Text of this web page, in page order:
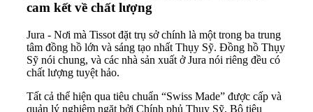
cam kết về chất lượng
Jura - Nơi mà Tissot đặt trụ sở chính là một trong ba trung
tâm đồng hồ lớn và sáng tạo nhất Thụy Sỹ. Đồng hồ Thụy
Sỹ nói chung, và các nhà sản xuất ở Jura nói riêng đều có
chất lượng tuyệt hảo.
Tất cả thể hiện qua tiêu chuẩn “Swiss Made” được cấp và
quản lý nghiêm ngặt bởi Chính phủ Thụy Sỹ. Bộ tiêu